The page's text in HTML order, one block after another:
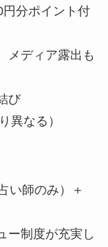
分ポイント付
メディア露出も
び
異なる）
い師のみ）＋
ー制度が充実し